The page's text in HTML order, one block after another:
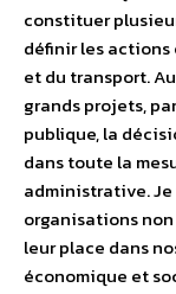
constituer
définir les
et du transport.
grands projets,
publique, la
dans toute la
administrative. Je
organisations
leur place dans
économique et